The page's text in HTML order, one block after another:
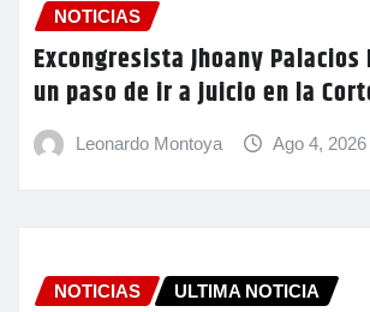
NOTICIAS
Excongresista Jhoany Palacios
un paso de ir a juicio en la
Leonardo Montoya Ago 4, 2026
NOTICIAS ULTIMA NOTICIA